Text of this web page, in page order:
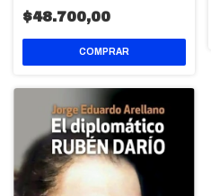
$48.700,00